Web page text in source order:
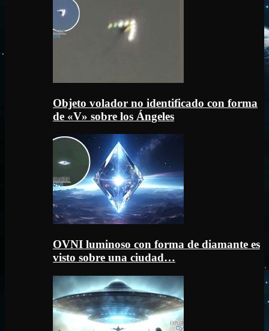
Objeto volador no identificado con forma
de «V» sobre los Ángeles
OVNI luminoso con forma de diamante es
visto sobre una ciudad…